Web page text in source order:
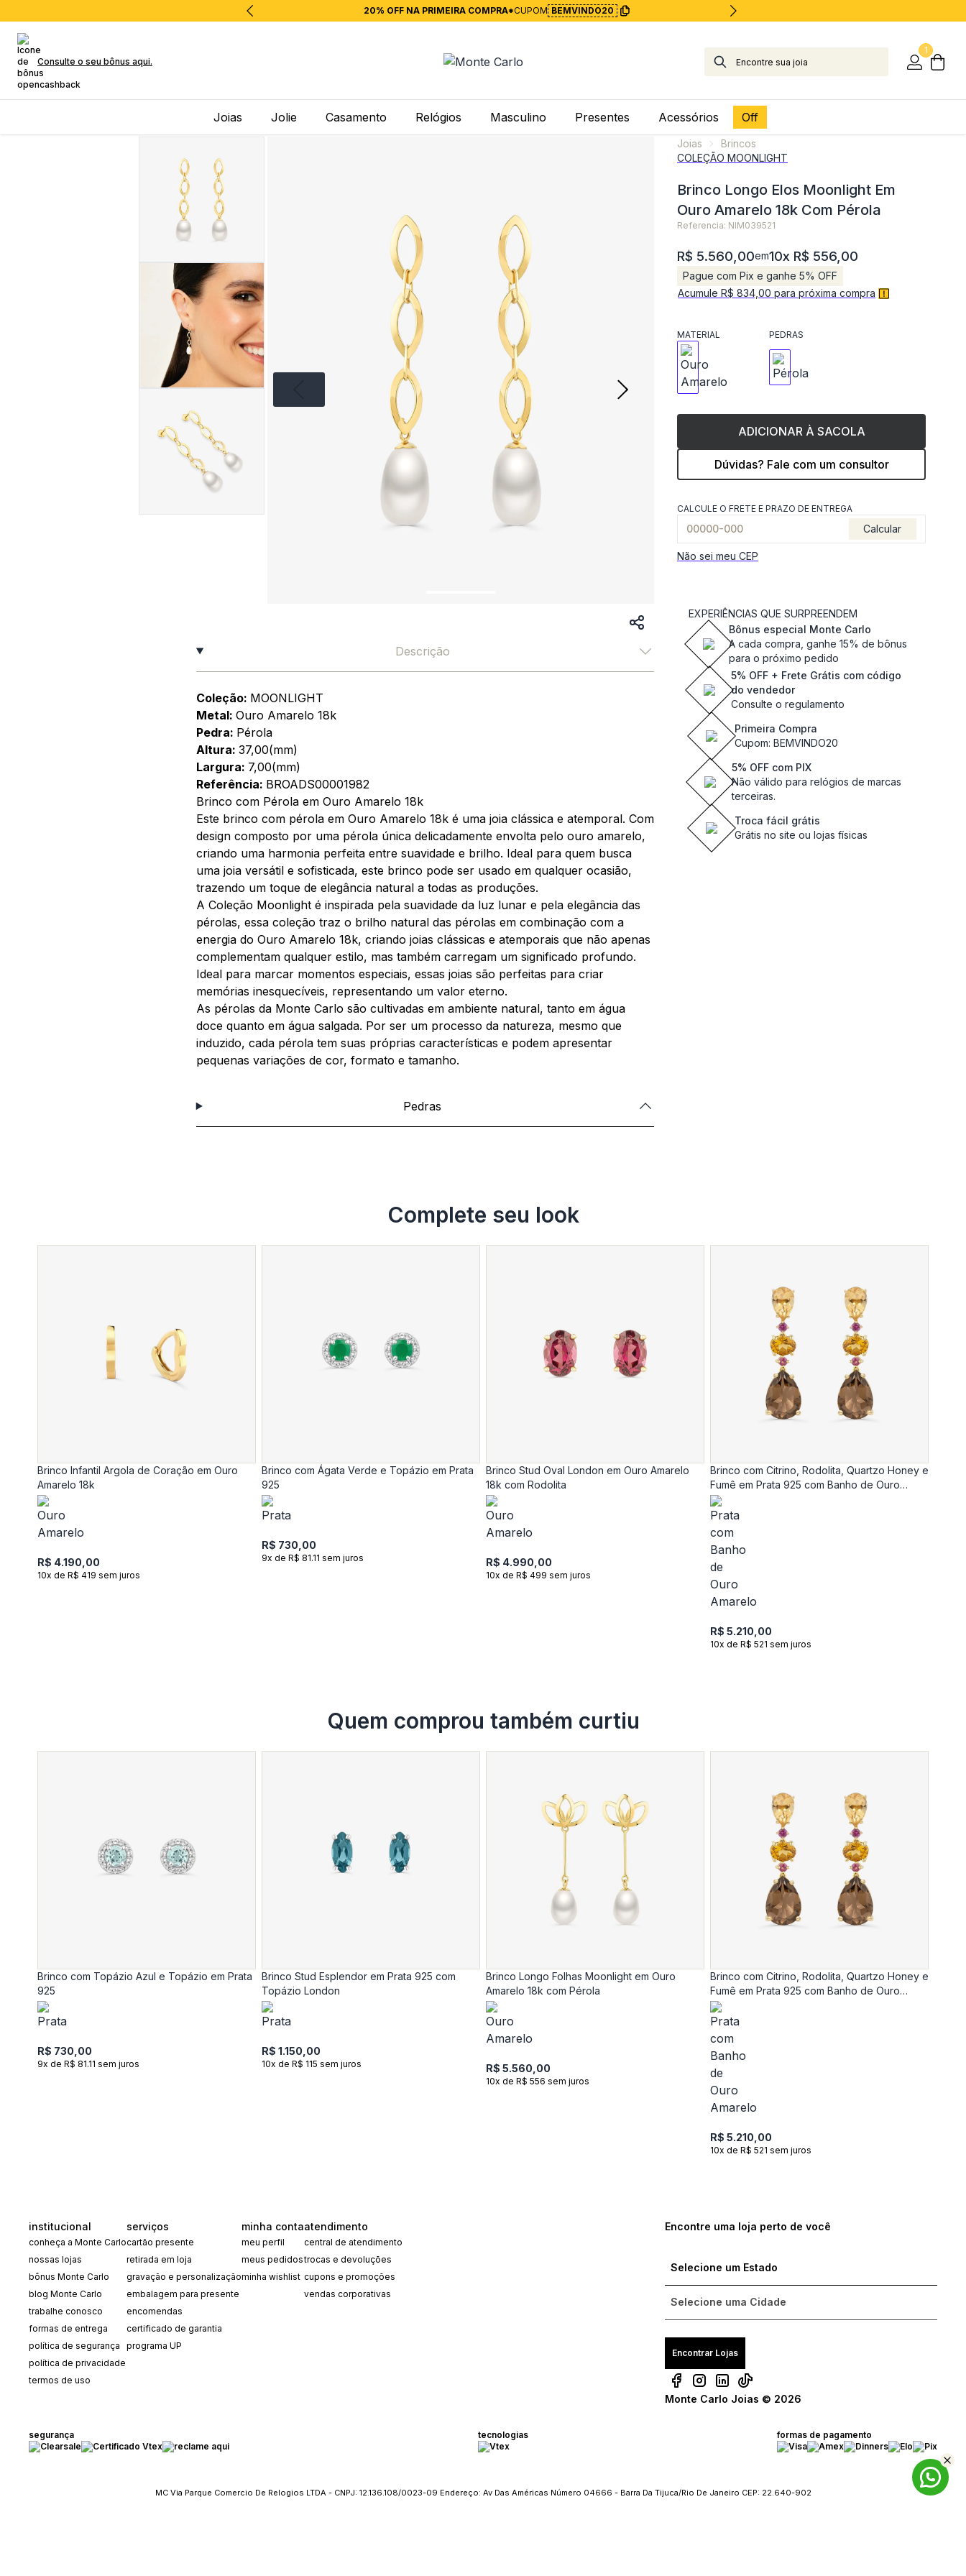
20% OFF NA PRIMEIRA COMPRA*CUPOM BEMVINDO20
Consulte o seu bônus aqui.
1
Joias Jolie Casamento Relógios Masculino Presentes Acessórios Off
Joias
Brincos
COLEÇÃO MOONLIGHT
Brinco Longo Elos Moonlight Em
Ouro Amarelo 18k Com Pérola
Referencia: NIM039521
R$ 5.560,00em10x R$ 556,00
Pague com Pix e ganhe 5% OFF
Acumule R$ 834,00 para próxima compra
MATERIAL PEDRAS
ADICIONAR À SACOLA
Dúvidas? Fale com um consultor
CALCULE O FRETE E PRAZO DE ENTREGA
Calcular
Não sei meu CEP
EXPERIÊNCIAS QUE SURPREENDEM
Bônus especial Monte Carlo
A cada compra, ganhe 15% de bônus
para o próximo pedido
5% OFF + Frete Grátis com código
do vendedor
Consulte o regulamento
Primeira Compra
Cupom: BEMVINDO20
5% OFF com PIX
Não válido para relógios de marcas
terceiras.
Troca fácil grátis
Grátis no site ou lojas físicas
Descrição
Coleção: MOONLIGHT
Metal: Ouro Amarelo 18k
Pedra: Pérola
Altura: 37,00(mm)
Largura: 7,00(mm)
Referência: BROADS00001982
Brinco com Pérola em Ouro Amarelo 18k
Este brinco com pérola em Ouro Amarelo 18k é uma joia clássica e atemporal. Com
design composto por uma pérola única delicadamente envolta pelo ouro amarelo,
criando uma harmonia perfeita entre suavidade e brilho. Ideal para quem busca
uma joia versátil e sofisticada, este brinco pode ser usado em qualquer ocasião,
trazendo um toque de elegância natural a todas as produções.
A Coleção Moonlight é inspirada pela suavidade da luz lunar e pela elegância das
pérolas, essa coleção traz o brilho natural das pérolas em combinação com a
energia do Ouro Amarelo 18k, criando joias clássicas e atemporais que não apenas
complementam qualquer estilo, mas também carregam um significado profundo.
Ideal para marcar momentos especiais, essas joias são perfeitas para criar
memórias inesquecíveis, representando um valor eterno.
As pérolas da Monte Carlo são cultivadas em ambiente natural, tanto em água
doce quanto em água salgada. Por ser um processo da natureza, mesmo que
induzido, cada pérola tem suas próprias características e podem apresentar
pequenas variações de cor, formato e tamanho.
Pedras
Complete seu look
Brinco Infantil Argola de Coração em Ouro
Amarelo 18k
R$ 4.190,00
10x de R$ 419 sem juros
Brinco com Ágata Verde e Topázio em Prata
925
R$ 730,00
9x de R$ 81.11 sem juros
Brinco Stud Oval London em Ouro Amarelo
18k com Rodolita
R$ 4.990,00
10x de R$ 499 sem juros
Brinco com Citrino, Rodolita, Quartzo Honey e
Fumê em Prata 925 com Banho de Ouro
Amarelo 18k
R$ 5.210,00
10x de R$ 521 sem juros
Quem comprou também curtiu
Brinco com Topázio Azul e Topázio em Prata
925
R$ 730,00
9x de R$ 81.11 sem juros
Brinco Stud Esplendor em Prata 925 com
Topázio London
R$ 1.150,00
10x de R$ 115 sem juros
Brinco Longo Folhas Moonlight em Ouro
Amarelo 18k com Pérola
R$ 5.560,00
10x de R$ 556 sem juros
Brinco com Citrino, Rodolita, Quartzo Honey e
Fumê em Prata 925 com Banho de Ouro
Amarelo 18k
R$ 5.210,00
10x de R$ 521 sem juros
institucional
conheça a Monte Carlo
nossas lojas
bônus Monte Carlo
blog Monte Carlo
trabalhe conosco
formas de entrega
política de segurança
política de privacidade
termos de uso
serviços
cartão presente
retirada em loja
gravação e personalização
embalagem para presente
encomendas
certificado de garantia
programa UP
minha conta
meu perfil
meus pedidos
minha wishlist
atendimento
central de atendimento
trocas e devoluções
cupons e promoções
vendas corporativas
Encontre uma loja perto de você
Encontrar Lojas
Monte Carlo Joias © 2026
segurança tecnologias formas de pagamento
MC Via Parque Comercio De Relogios LTDA - CNPJ: 12.136.108/0023-09 Endereço: Av Das Américas Número 04666 - Barra Da Tijuca/Rio De Janeiro CEP: 22.640-902